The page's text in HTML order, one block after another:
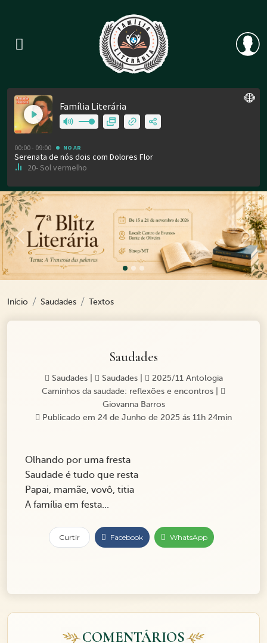
Previous
Início Saudades Textos
Saudades
Saudades| Saudades|
2025/11 Antologia
Caminhos da saudade: reflexões e encontros
Giovanna Barros
Publicado em 24 de Junho de 2025 ás 11h 24min
Olhando por uma fresta
Saudade é tudo que resta
Papai, mamãe, vovô, titia
A família em festa...
Curtir Facebook WhatsApp
COMENTÁRIOS